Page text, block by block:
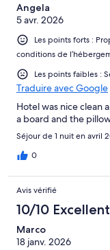
Angela
5 avr. 2026
Les points forts :
conditions de
Les points faibles :
Traduire avec Google
Hotel was nice clean
a board and the
Séjour de 1 nuit en avril
0
Avis vérifié
10/10 Excellent
Marco
18 janv. 2026